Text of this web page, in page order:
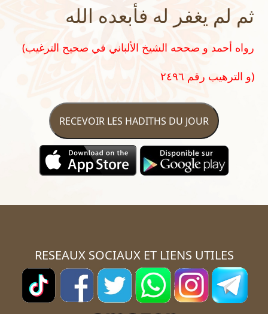
ثم لم يغفر له فأبعده الله
(رواه أحمد و صححه الشيخ الألباني في صحيح الترغيب
و الترهيب رقم ٢٤٩٦)
RECEVOIR LES HADITHS DU JOUR
RESEAUX SOCIAUX ET LIENS UTILES